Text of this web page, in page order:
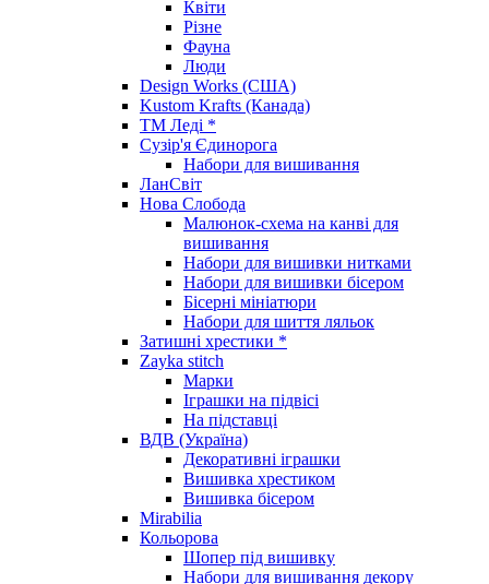
Квіти
Різне
Фауна
Люди
Design Works (США)
Kustom Krafts (Канада)
ТМ Леді *
Сузір'я Єдинорога
Набори для вишивання
ЛанСвіт
Нова Слобода
Малюнок-схема на канві для
вишивання
Набори для вишивки нитками
Набори для вишивки бісером
Бісерні мініатюри
Набори для шиття ляльок
Затишні хрестики *
Zayka stitch
Марки
Іграшки на підвісі
На підставці
ВДВ (Україна)
Декоративні іграшки
Вишивка хрестиком
Вишивка бісером
Mirabilia
Кольорова
Шопер під вишивку
Набори для вишивання декору